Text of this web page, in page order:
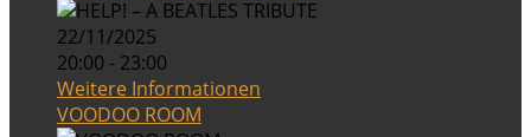
22/11/2025
20:00 - 23:00
Weitere Informationen
VOODOO ROOM